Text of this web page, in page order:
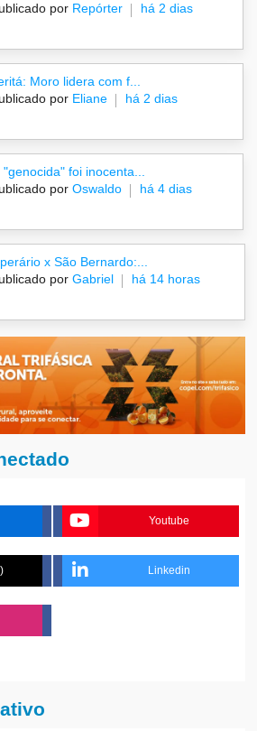
por Repórter há 2 dias
Moro lidera com f...
por Eliane há 2 dias
"genocida" foi inocenta...
por Oswaldo há 4 dias
x São Bernardo:...
por Gabriel há 14 horas
Youtube
Linkedin